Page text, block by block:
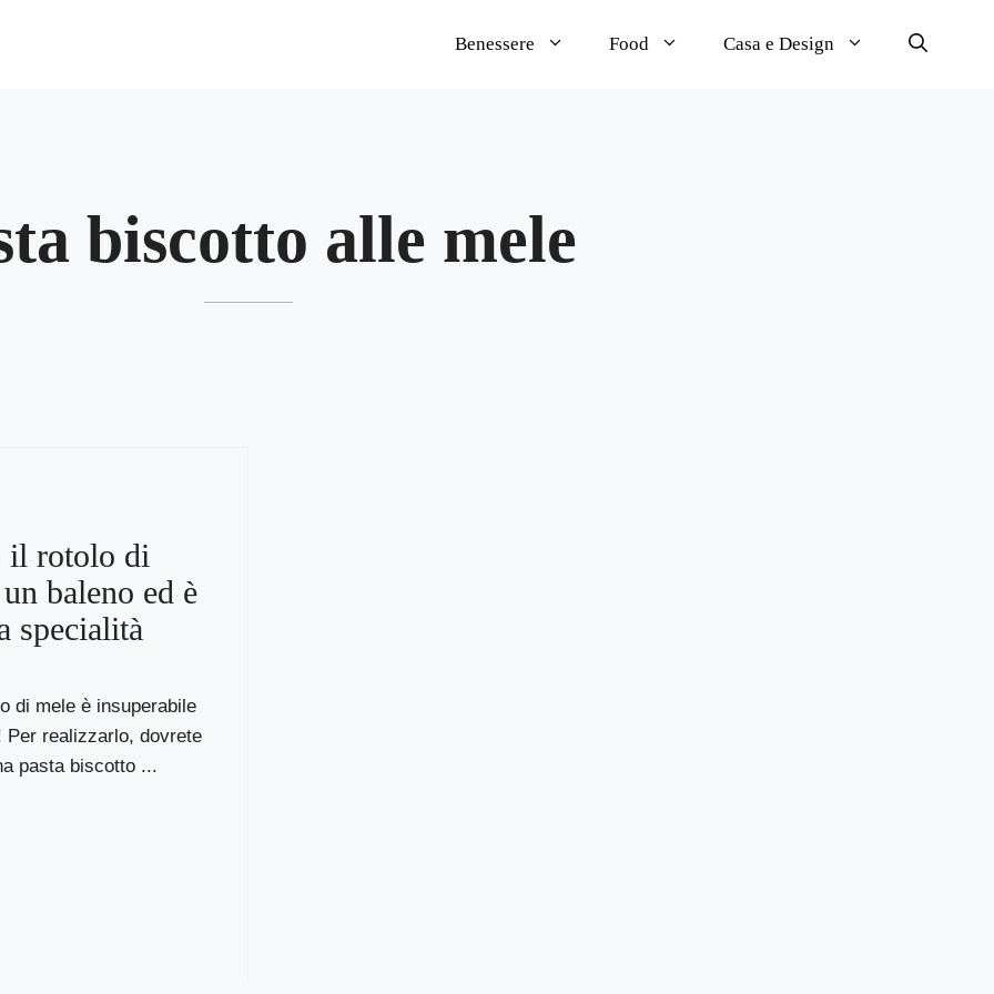
Benessere Food Casa e Design
biscotto alle mele
il rotolo di
baleno ed è
specialità
di mele è insuperabile
Per realizzarlo, dovrete
pasta biscotto ...